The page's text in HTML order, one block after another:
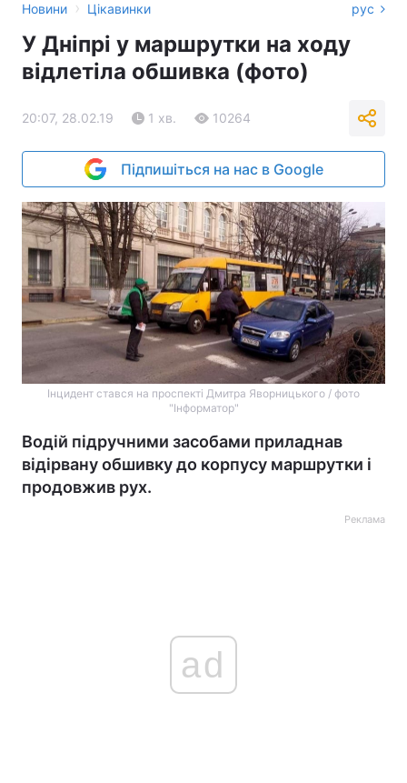
Новини › Цікавинки рус
У Дніпрі у маршрутки на ходу
відлетіла обшивка (фото)
20:07, 28.02.19 1 хв. 10264
Підпишіться на нас в Google
Інцидент стався на проспекті Дмитра Яворницького / фото
"Інформатор"
Водій підручними засобами приладнав
відірвану обшивку до корпусу маршрутки і
продовжив рух.
Реклама
ad